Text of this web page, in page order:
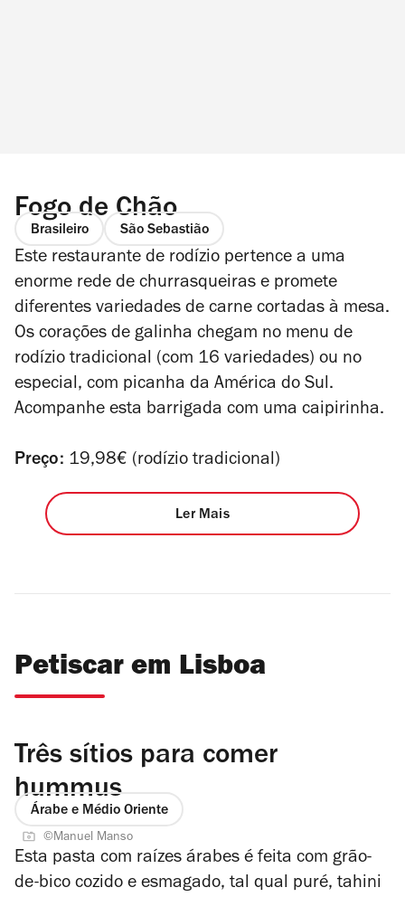
Fogo de Chão
Brasileiro São Sebastião
Este restaurante de rodízio pertence a uma
enorme rede de churrasqueiras e promete
diferentes variedades de carne cortadas à mesa.
Os corações de galinha chegam no menu de
rodízio tradicional (com 16 variedades) ou no
especial, com picanha da América do Sul.
Acompanhe esta barrigada com uma caipirinha.
Preço: 19,98€ (rodízio tradicional)
Ler Mais
Petiscar em Lisboa
Três sítios para comer
hummus
Árabe e Médio Oriente
©Manuel Manso
Esta pasta com raízes árabes é feita com grão-
de-bico cozido e esmagado, tal qual puré, tahini